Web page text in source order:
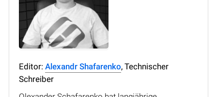
Editor: Alexandr Shafarenko, Technischer
Schreiber